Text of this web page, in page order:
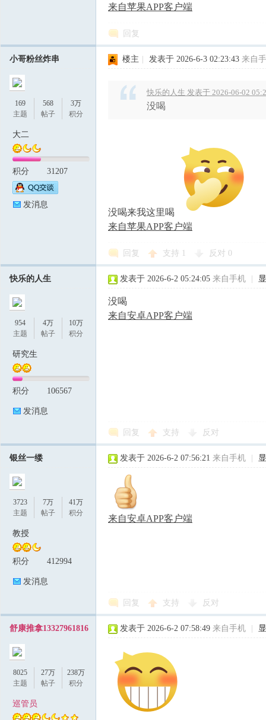
来自苹果APP客户端
回复
小哥粉丝炸串
169
主题
568
帖子
3万
积分
大二
积分 31207
发消息
楼主 发表于 2026-6-3 02:23:43 来自
快乐的人生 发表于 2026-06-02
没喝
没喝来我这里喝
来自苹果APP客户端
回复 支持 反对 0
快乐的人生
954
主题
4万
帖子
10万
积分
研究生
积分 106567
发消息
发表于 2026-6-2 05:24:05 来自手机
没喝
来自安卓APP客户端
回复 支持 反对
银丝一缕
3723
主题
7万
帖子
41万
积分
教授
积分 412994
发消息
发表于 2026-6-2 07:56:21 来自手机
来自安卓APP客户端
回复 支持 反对
舒康推拿13327961816
8025
主题
27万
帖子
238万
积分
巡管员
发表于 2026-6-2 07:58:49 来自手机